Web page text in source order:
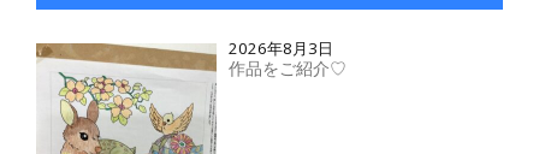
2026年8月3日
作品をご紹介♡